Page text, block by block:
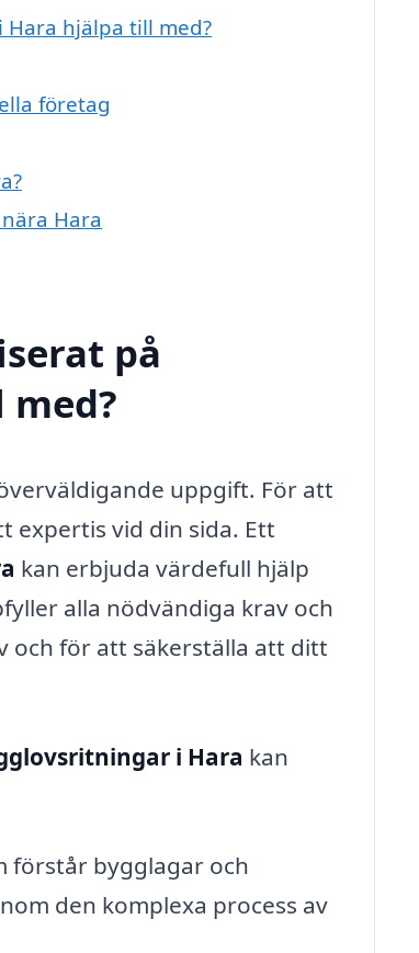
hjälpa till med?
företag
Hara
på
uppgift. För att
expertis vid din sida. Ett
kan erbjuda värdefull hjälp
alla nödvändiga krav och
och för att säkerställa att ditt
i Hara kan
förstår bygglagar och
den komplexa process av